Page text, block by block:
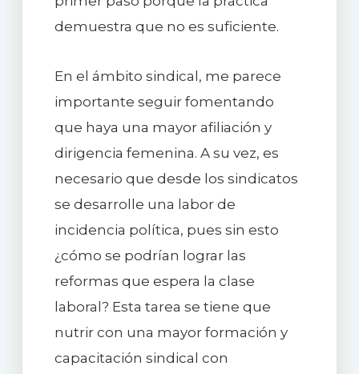
demuestra que no es suficiente.
En el ámbito sindical, me parece
importante seguir fomentando
que haya una mayor afiliación y
dirigencia femenina. A su vez, es
necesario que desde los sindicatos
se desarrolle una labor de
incidencia política, pues sin esto
¿cómo se podrían lograr las
reformas que espera la clase
laboral? Esta tarea se tiene que
nutrir con una mayor formación y
capacitación sindical con